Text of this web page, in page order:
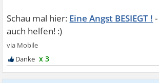
Eine Angst BESIEGT !
x 3